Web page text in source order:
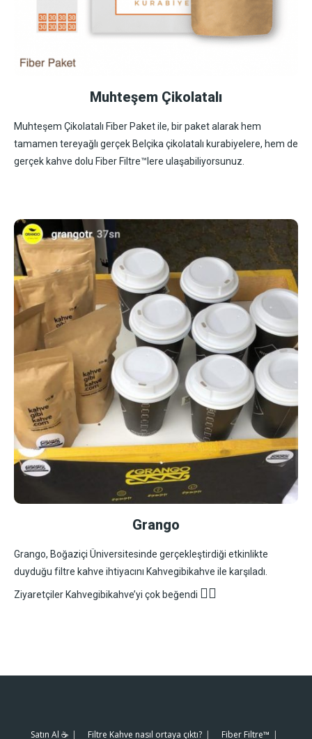
Muhteşem Çikolatalı
Muhteşem Çikolatalı Fiber Paket ile, bir paket alarak hem
tamamen tereyağlı gerçek Belçika çikolatalı kurabiyelere, hem de
gerçek kahve dolu Fiber Filtre™lere ulaşabiliyorsunuz.
Grango
Grango, Boğaziçi Üniversitesinde gerçekleştirdiği etkinlikte
duyduğu filtre kahve ihtiyacını Kahvegibikahve ile karşıladı.
Ziyaretçiler Kahvegibikahve’yi çok beğendi 👍🏻
Satın Al ☕️ Filtre Kahve nasıl ortaya çıktı? Fiber Filtre™